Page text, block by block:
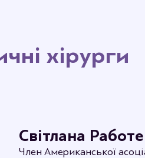
хірурги
Світлана
Член Американської